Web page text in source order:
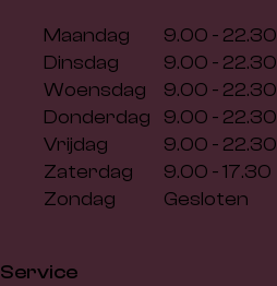
Maandag
9.00 - 22.30
Dinsdag
9.00 - 22.30
Woensdag
9.00 - 22.30
Donderdag
9.00 - 22.30
Vrijdag
9.00 - 22.30
Zaterdag
9.00 - 17.30
Zondag
Gesloten
Service